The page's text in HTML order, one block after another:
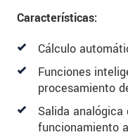
Características:
Cálculo
Funciones
procesamiento
Salida
funcionamiento